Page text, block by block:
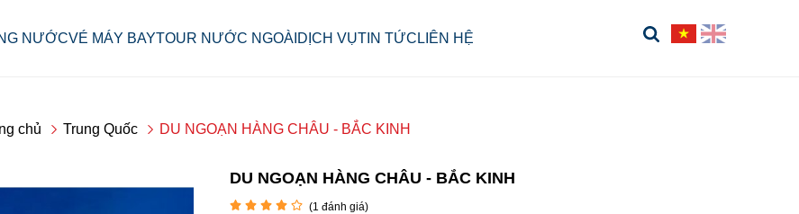
NƯỚCVÉ MÁY BAYTOUR NƯỚC NGOÀI DỊCH VỤTIN TỨC LIÊN HỆ
chủ Trung Quốc DU NGOẠN HÀNG CHÂU - BẮC KINH
NEW
DU NGOẠN HÀNG CHÂU - BẮC KINH
(1 đánh giá)